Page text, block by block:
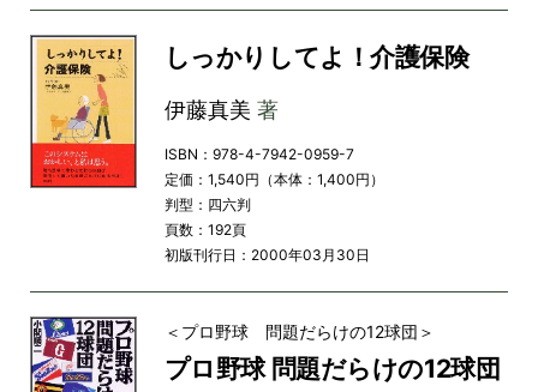
しっかりしてよ！介護保険
伊藤真美 著
ISBN：978-4-7942-0959-7
定価：1,540円（本体：1,400円）
判型：四六判
頁数：192頁
初版刊行日：2000年03月30日
＜プロ野球 問題だらけの12球団＞
プロ野球 問題だらけの12球団